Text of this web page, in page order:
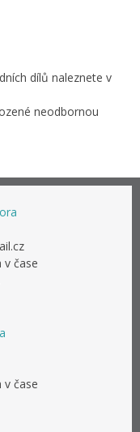
dílů naleznete v
neodbornou
v čase
v čase